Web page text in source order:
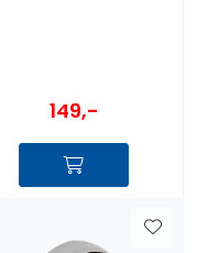
149,-